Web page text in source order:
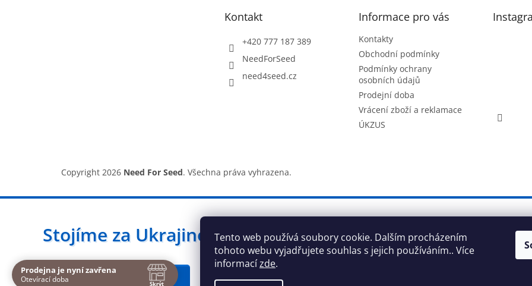
Tento web používá soubory cookie. Dalším procházením
tohoto webu vyjadřujete souhlas s jejich používáním.. Více
informacízde.
Kontakt
+420 777 187 389
NeedForSeed
need4seed.cz
Informace pro vás
Kontakty
Obchodní podmínky
Podmínky ochrany
osobních údajů
Prodejní doba
Vrácení zboží a reklamace
ÚKZUS
Copyright 2026 Need For Seed. Všechna práva vyhrazena.
Prodejna je nyní zavřena
Otevírací doba
Skrýt
Navštivte nás osobně
Stojíme za Ukrajinou ❤️
Jak a čím pomoci »